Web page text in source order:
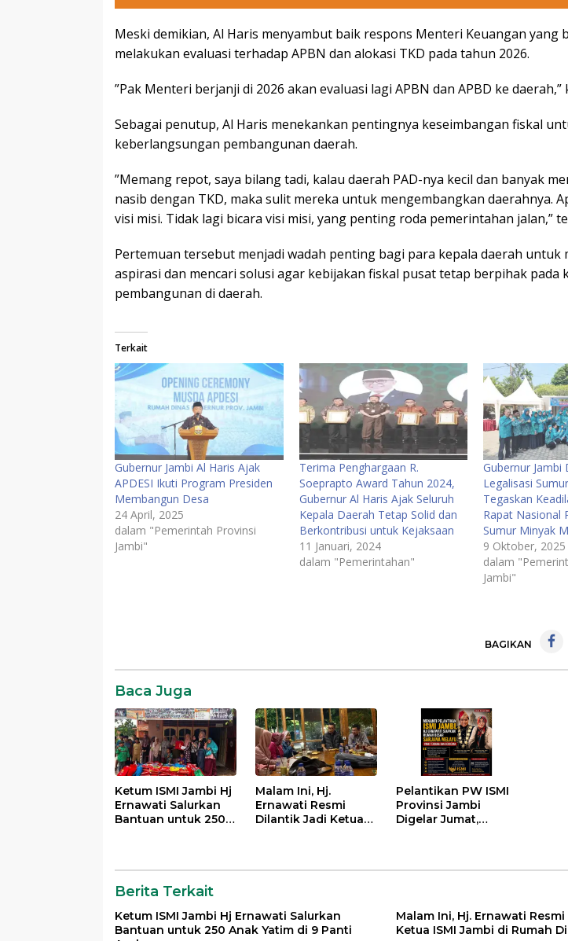
Meski demikian, Al Haris menyambut baik respons Menteri Keuangan yang
melakukan evaluasi terhadap APBN dan alokasi TKD pada tahun 2026.
”Pak Menteri berjanji di 2026 akan evaluasi lagi APBN dan APBD ke daerah,”
Sebagai penutup, Al Haris menekankan pentingnya keseimbangan fiskal
keberlangsungan pembangunan daerah.
”Memang repot, saya bilang tadi, kalau daerah PAD-nya kecil dan banyak
nasib dengan TKD, maka sulit mereka untuk mengembangkan daerahnya.
visi misi. Tidak lagi bicara visi misi, yang penting roda pemerintahan jalan,”
Pertemuan tersebut menjadi wadah penting bagi para kepala daerah untuk
aspirasi dan mencari solusi agar kebijakan fiskal pusat tetap berpihak pada
pembangunan di daerah.
Terkait
Gubernur Jambi Al Haris Ajak
APDESI Ikuti Program Presiden
Membangun Desa
24 April, 2025
dalam "Pemerintah Provinsi
Jambi"
Terima Penghargaan R.
Soeprapto Award Tahun 2024,
Gubernur Al Haris Ajak Seluruh
Kepala Daerah Tetap Solid dan
Berkontribusi untuk Kejaksaan
11 Januari, 2024
dalam "Pemerintahan"
Gubernur Jambi
Legalisasi
Tegaskan
Rapat Nasional
Sumur Minyak
9 Oktober, 2025
dalam
Jambi"
Komentar
BAGIKAN
Baca Juga
Ketum ISMI Jambi Hj
Ernawati Salurkan
Bantuan untuk 250
Malam Ini, Hj.
Ernawati Resmi
Dilantik Jadi Ketua
Pelantikan PW ISMI
Provinsi Jambi
Digelar Jumat,
Berita Terkait
Ketum ISMI Jambi Hj Ernawati Salurkan
Bantuan untuk 250 Anak Yatim di 9 Panti
Malam Ini, Hj. Ernawati
Ketua ISMI Jambi di Rumah